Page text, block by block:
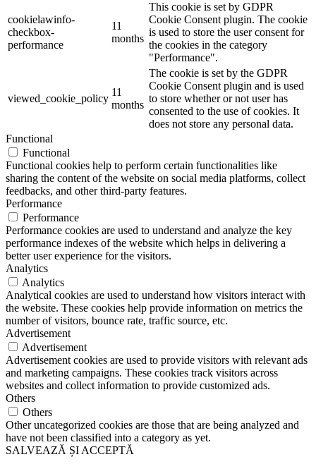
cookielawinfo-
checkbox-
performance
11
months
This cookie is set by GDPR
Cookie Consent plugin. The cookie
is used to store the user consent for
the cookies in the category
"Performance".
viewed_cookie_policy
11
months
The cookie is set by the GDPR
Cookie Consent plugin and is used
to store whether or not user has
consented to the use of cookies. It
does not store any personal data.
Functional
Functional
Functional cookies help to perform certain functionalities like
sharing the content of the website on social media platforms, collect
feedbacks, and other third-party features.
Performance
Performance
Performance cookies are used to understand and analyze the key
performance indexes of the website which helps in delivering a
better user experience for the visitors.
Analytics
Analytics
Analytical cookies are used to understand how visitors interact with
the website. These cookies help provide information on metrics the
number of visitors, bounce rate, traffic source, etc.
Advertisement
Advertisement
Advertisement cookies are used to provide visitors with relevant ads
and marketing campaigns. These cookies track visitors across
websites and collect information to provide customized ads.
Others
Others
Other uncategorized cookies are those that are being analyzed and
have not been classified into a category as yet.
SALVEAZĂ ȘI ACCEPTĂ